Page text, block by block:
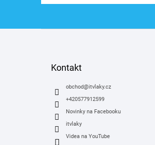
Kontakt
obchod@itvlaky.cz
+420577912599
Novinky na Facebooku
itvlaky
Videa na YouTube